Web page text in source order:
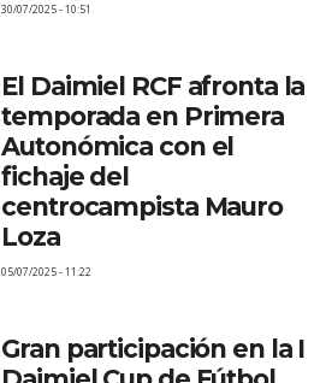
30/07/2025 - 10:51
El Daimiel RCF afronta la
temporada en Primera
Autonómica con el
fichaje del
centrocampista Mauro
Loza
05/07/2025 - 11:22
Gran participación en la I